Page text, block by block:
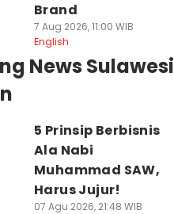
Brand
7 Aug 2026, 11:00 WIB
English
News Sulawesi
5 Prinsip Berbisnis
Ala Nabi
Muhammad SAW,
Harus Jujur!
07 Agu 2026, 21:48 WIB